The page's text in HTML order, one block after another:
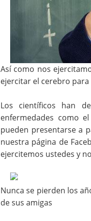
Así como nos
ejercitar el cerebro
Los científicos han
enfermedades como
pueden presentarse a
nuestra página de
ejercitemos ustedes y
Nunca se pierden los
de sus amigas